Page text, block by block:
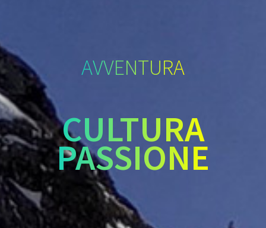
AVVENTURA
CULTURA
PASSIONE